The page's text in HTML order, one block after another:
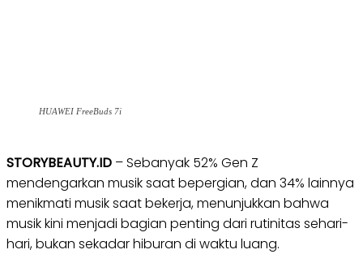
HUAWEI FreeBuds 7i
STORYBEAUTY.ID – Sebanyak 52% Gen Z
mendengarkan musik saat bepergian, dan 34% lainnya
menikmati musik saat bekerja, menunjukkan bahwa
musik kini menjadi bagian penting dari rutinitas sehari-
hari, bukan sekadar hiburan di waktu luang.